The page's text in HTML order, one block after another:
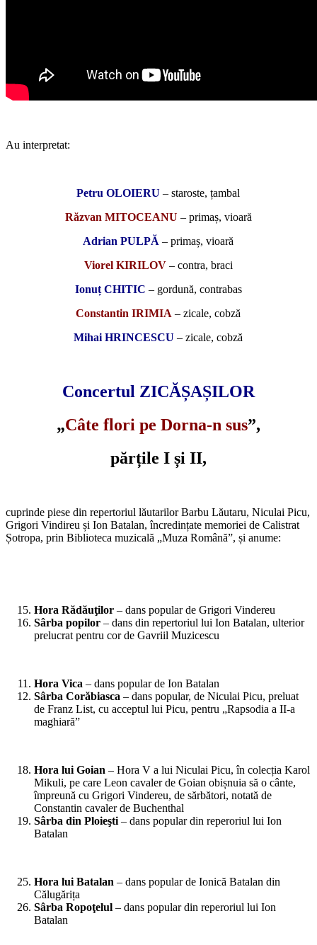
Au interpretat:
Petru OLOIERU – staroste, țambal
Răzvan MITOCEANU – primaș, vioară
Adrian PULPĂ – primaș, vioară
Viorel KIRILOV – contra, braci
Ionuț CHITIC – gordună, contrabas
Constantin IRIMIA – zicale, cobză
Mihai HRINCESCU – zicale, cobză
Concertul ZICĂȘAȘILOR
„Câte flori pe Dorna-n sus”,
părțile I și II,
cuprinde piese din repertoriul lăutarilor Barbu Lăutaru, Niculai Picu,
Grigori Vindireu și Ion Batalan, încredințate memoriei de Calistrat
Șotropa, prin Biblioteca muzicală „Muza Română”, și anume:
Hora Rădăuţilor – dans popular de Grigori Vindereu
Sârba popilor – dans din repertoriul lui Ion Batalan, ulterior
prelucrat pentru cor de Gavriil Muzicescu
Hora Vica – dans popular de Ion Batalan
Sârba Corăbiasca – dans popular, de Niculai Picu, preluat
de Franz List, cu acceptul lui Picu, pentru „Rapsodia a II-a
maghiară”
Hora lui Goian – Hora V a lui Niculai Picu, în colecția Karol
Mikuli, pe care Leon cavaler de Goian obișnuia să o cânte,
împreună cu Grigori Vindereu, de sărbători, notată de
Constantin cavaler de Buchenthal
Sârba din Ploieşti – dans popular din reperoriul lui Ion
Batalan
Hora lui Batalan – dans popular de Ionică Batalan din
Călugărița
Sârba Ropoţelul – dans popular din reperoriul lui Ion
Batalan